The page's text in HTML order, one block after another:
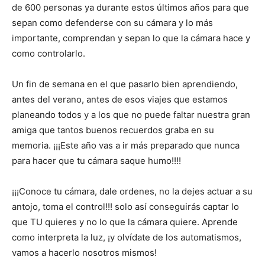
de 600 personas ya durante estos últimos años para que
sepan como defenderse con su cámara y lo más
importante, comprendan y sepan lo que la cámara hace y
como controlarlo.
Un fin de semana en el que pasarlo bien aprendiendo,
antes del verano, antes de esos viajes que estamos
planeando todos y a los que no puede faltar nuestra gran
amiga que tantos buenos recuerdos graba en su
memoria. ¡¡¡Este año vas a ir más preparado que nunca
para hacer que tu cámara saque humo!!!!
¡¡¡Conoce tu cámara, dale ordenes, no la dejes actuar a su
antojo, toma el control!!! solo así conseguirás captar lo
que TU quieres y no lo que la cámara quiere. Aprende
como interpreta la luz, ¡y olvídate de los automatismos,
vamos a hacerlo nosotros mismos!